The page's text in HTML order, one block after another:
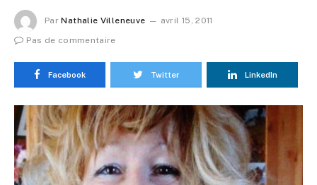
Par Nathalie Villeneuve
avril 15, 2011
Pas de commentaire
Facebook Twitter LinkedIn